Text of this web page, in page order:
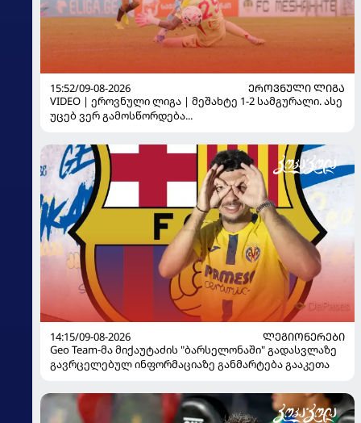
15:52/09-08-2026
ᲔᲠᲝᲕᲜᲣᲚᲘ ᲚᲘᲒᲐ
VIDEO | ეროვნული ლიგა | მეშახტე 1-2 სამგურალი. ასე
უცებ ვერ გამოსწორდება...
14:15/09-08-2026
ᲚᲔᲒᲘᲝᲜᲔᲠᲔᲑᲘ
Geo Team-მა მიქაუტაძის "ბარსელონაში" გადასვლაზე
გავრცელებულ ინფორმაციაზე განმარტება გააკეთა